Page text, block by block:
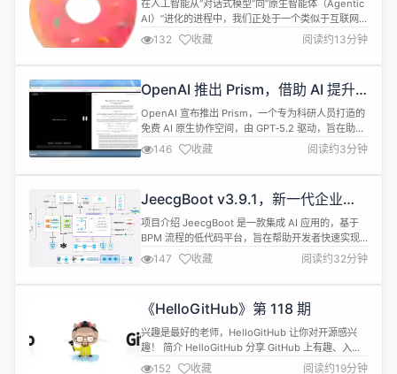
在人工智能从“对话式模型”向“原生智能体（Agentic
AI）”进化的进程中，我们正处于一个类似于互联网
从单机软件向分布式架构转型的关键拐点。这一转型
的核心，在于 AI Skills 的崛起及其分布式发展的必
然。 一、 什么是 AI Skills：从工具级到框架级的演
等前沿 Agent ...
132 收藏 阅读约13分钟
OpenAI 推出 Prism，借助 AI 提升
科研写作与协作效率
OpenAI 宣布推出 Prism，一个专为科研人员打造的
免费 AI 原生协作空间，由 GPT‑5.2 驱动，旨在助力
科研写作与团队协作。 即日起，Prism 向所有拥有
ChatGPT 个人账户的用户开放，项目数量与协作人
数不设上限。并计划很快面向使用 ChatGPT
的组织开放...
146 收藏 阅读约3分钟
JeecgBoot v3.9.1，新一代企业级
AI 应用与智能体平台重磅发布
项目介绍 JeecgBoot 是一款集成 AI 应用的，基于
BPM 流程的低代码平台，旨在帮助开发者快速实现
低代码开发和构建、部署个性化的 AI 应用。 前后端
分离架构 Ant Design&amp;Vue3，SpringBoot，
SpringCloud，Mybatis，Shiro，强大的代码生成
AI 大模型...
147 收藏 阅读约32分钟
《HelloGitHub》第 118 期
兴趣是最好的老师，HelloGitHub 让你对开源感兴
趣！ 简介 HelloGitHub 分享 GitHub 上有趣、入门
级的开源项目。
152 收藏 阅读约19分钟